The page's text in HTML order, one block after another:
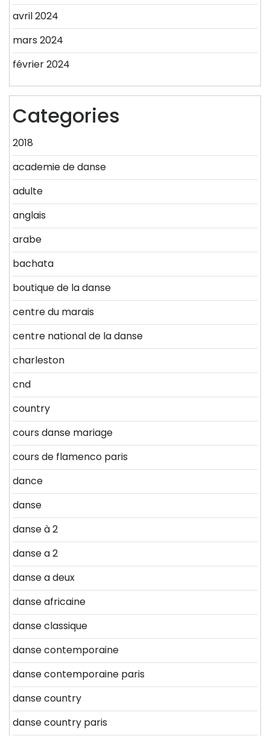
avril 2024
mars 2024
février 2024
Categories
2018
academie de danse
adulte
anglais
arabe
bachata
boutique de la danse
centre du marais
centre national de la danse
charleston
cnd
country
cours danse mariage
cours de flamenco paris
dance
danse
danse à 2
danse a 2
danse a deux
danse africaine
danse classique
danse contemporaine
danse contemporaine paris
danse country
danse country paris